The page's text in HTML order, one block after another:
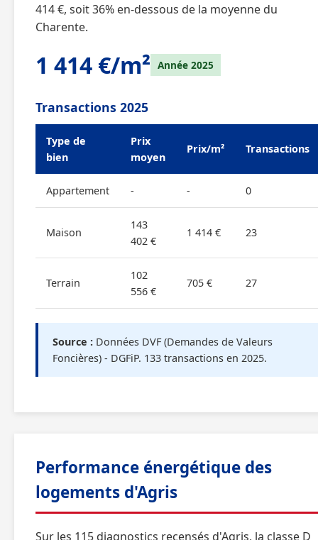
414 €, soit 36% en-dessous de la moyenne du
Charente.
1 414 €/m² Année 2025
Transactions 2025
Type de
bien
Prix
moyen
Prix/m² Transactions
Appartement - - 0
Maison
143
402 €
1 414 € 23
Terrain
102
556 €
705 € 27
Source : Données DVF (Demandes de Valeurs
Foncières) - DGFiP. 133 transactions en 2025.
Performance énergétique des
logements d'Agris
Sur les 115 diagnostics recensés d'Agris, la classe D